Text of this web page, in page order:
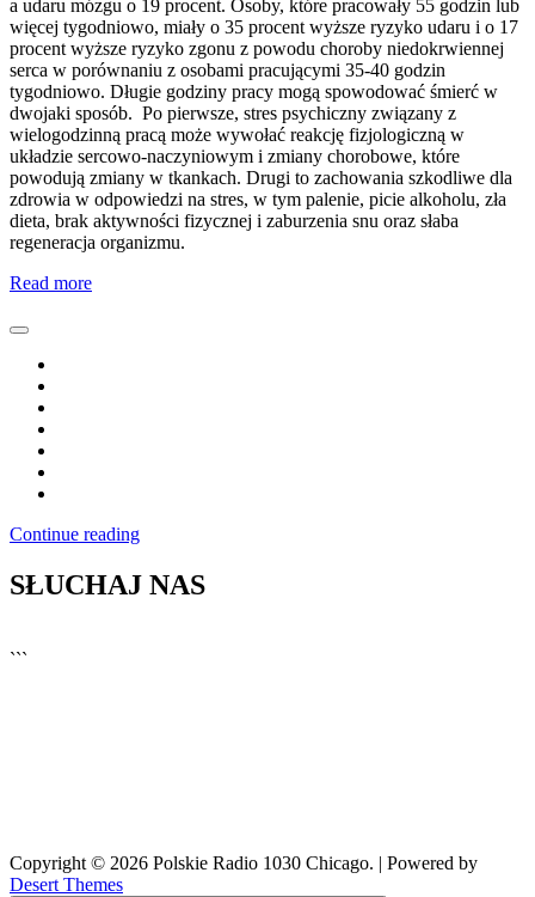
a udaru mózgu o 19 procent. Osoby, które pracowały 55 godzin lub
więcej tygodniowo, miały o 35 procent wyższe ryzyko udaru i o 17
procent wyższe ryzyko zgonu z powodu choroby niedokrwiennej
serca w porównaniu z osobami pracującymi 35-40 godzin
tygodniowo. Długie godziny pracy mogą spowodować śmierć w
dwojaki sposób. Po pierwsze, stres psychiczny związany z
wielogodzinną pracą może wywołać reakcję fizjologiczną w
układzie sercowo-naczyniowym i zmiany chorobowe, które
powodują zmiany w tkankach. Drugi to zachowania szkodliwe dla
zdrowia w odpowiedzi na stres, w tym palenie, picie alkoholu, zła
dieta, brak aktywności fizycznej i zaburzenia snu oraz słaba
regeneracja organizmu.
Read more
Continue reading
SŁUCHAJ NAS
```
Copyright © 2026 Polskie Radio 1030 Chicago. | Powered by
Desert Themes